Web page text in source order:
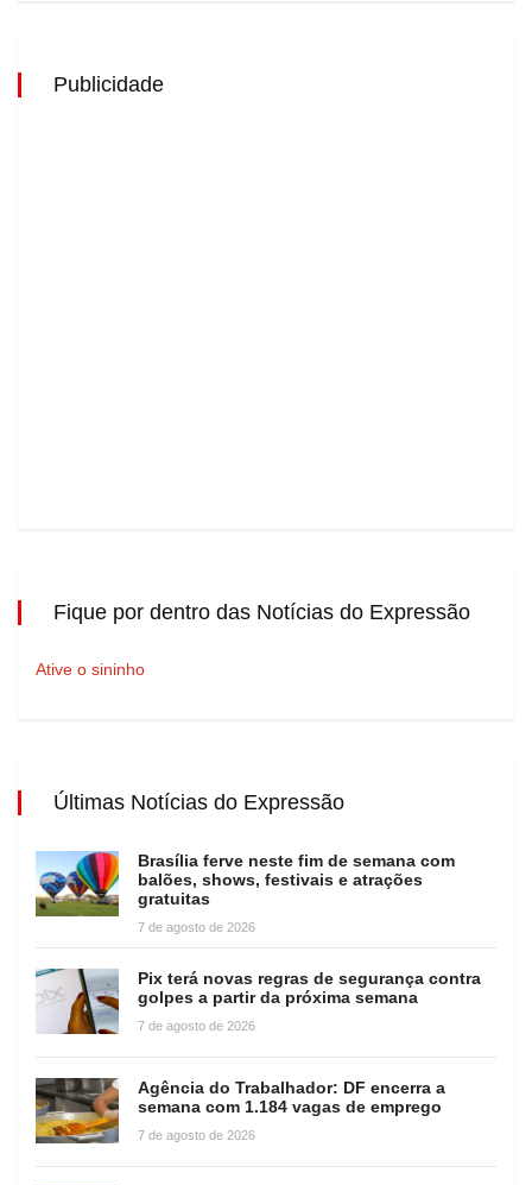
Publicidade
Fique por dentro das Notícias do Expressão
Ative o sininho
Últimas Notícias do Expressão
Brasília ferve neste fim de semana com
balões, shows, festivais e atrações
gratuitas
7 de agosto de 2026
Pix terá novas regras de segurança contra
golpes a partir da próxima semana
7 de agosto de 2026
Agência do Trabalhador: DF encerra a
semana com 1.184 vagas de emprego
7 de agosto de 2026